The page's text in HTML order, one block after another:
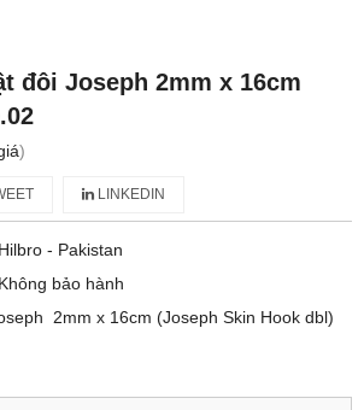
đôi Joseph 2mm x 16cm
)
LINKEDIN
Hilbro - Pakistan
Không bảo hành
2mm x 16cm (Joseph Skin Hook dbl)